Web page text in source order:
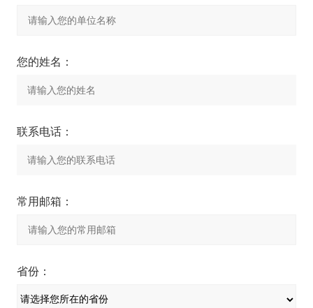
您的姓名：
联系电话：
常用邮箱：
省份：